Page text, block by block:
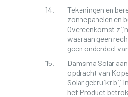
Tekeningen en
zonnepanelen en
Overeenkomst
waaraan geen
geen onderdeel
Damsma Solar
opdracht van
Solar gebruikt bij
het Product